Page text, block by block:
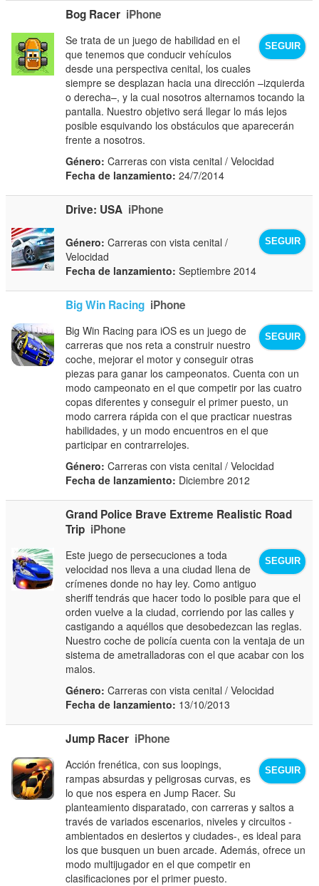
Bog Racer iPhone
SEGUIR
Se trata de un juego de habilidad en el
que tenemos que conducir vehículos
desde una perspectiva cenital, los cuales
siempre se desplazan hacia una dirección –izquierda
o derecha–, y la cual nosotros alternamos tocando la
pantalla. Nuestro objetivo será llegar lo más lejos
posible esquivando los obstáculos que aparecerán
frente a nosotros.
Género: Carreras con vista cenital / Velocidad
Fecha de lanzamiento: 24/7/2014
Drive: USA iPhone
SEGUIR
Género: Carreras con vista cenital /
Velocidad
Fecha de lanzamiento: Septiembre 2014
Big Win Racing iPhone
SEGUIR
Big Win Racing para iOS es un juego de
carreras que nos reta a construir nuestro
coche, mejorar el motor y conseguir otras
piezas para ganar los campeonatos. Cuenta con un
modo campeonato en el que competir por las cuatro
copas diferentes y conseguir el primer puesto, un
modo carrera rápida con el que practicar nuestras
habilidades, y un modo encuentros en el que
participar en contrarrelojes.
Género: Carreras con vista cenital / Velocidad
Fecha de lanzamiento: Diciembre 2012
Grand Police Brave Extreme Realistic Road
Trip iPhone
SEGUIR
Este juego de persecuciones a toda
velocidad nos lleva a una ciudad llena de
crímenes donde no hay ley. Como antiguo
sheriff tendrás que hacer todo lo posible para que el
orden vuelve a la ciudad, corriendo por las calles y
castigando a aquéllos que desobedezcan las reglas.
Nuestro coche de policía cuenta con la ventaja de un
sistema de ametralladoras con el que acabar con los
malos.
Género: Carreras con vista cenital / Velocidad
Fecha de lanzamiento: 13/10/2013
Jump Racer iPhone
SEGUIR
Acción frenética, con sus loopings,
rampas absurdas y peligrosas curvas, es
lo que nos espera en Jump Racer. Su
planteamiento disparatado, con carreras y saltos a
través de variados escenarios, niveles y circuitos -
ambientados en desiertos y ciudades-, es ideal para
los que busquen un buen arcade. Además, ofrece un
modo multijugador en el que competir en
clasificaciones por el primer puesto.